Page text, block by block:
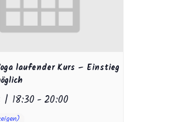
laufender Kurs – Einstieg
| 18:30 -20:00